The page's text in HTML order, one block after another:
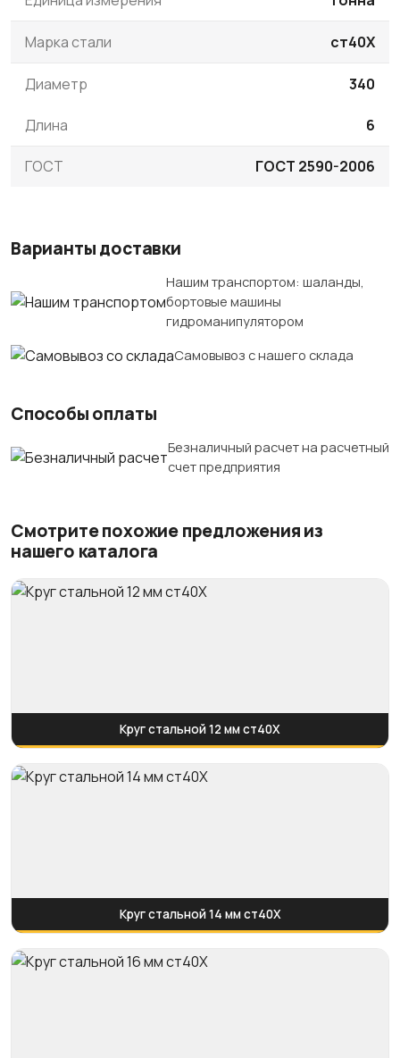
Марка стали ст40Х
Диаметр 340
Длина 6
ГОСТ ГОСТ 2590-2006
Варианты доставки
Нашим транспортом: шаланды,
бортовые машины
гидроманипулятором
Самовывоз с нашего склада
Способы оплаты
Безналичный расчет на расчетный
счет предприятия
Смотрите похожие предложения из
нашего каталога
Круг стальной 12 мм ст40Х
Круг стальной 14 мм ст40Х